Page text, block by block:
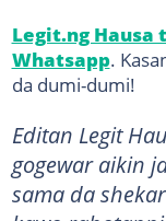
Legit.ng Hausa
Whatsapp.
da dumi-dumi!
Editan Legit
gogewar aikin
sama da